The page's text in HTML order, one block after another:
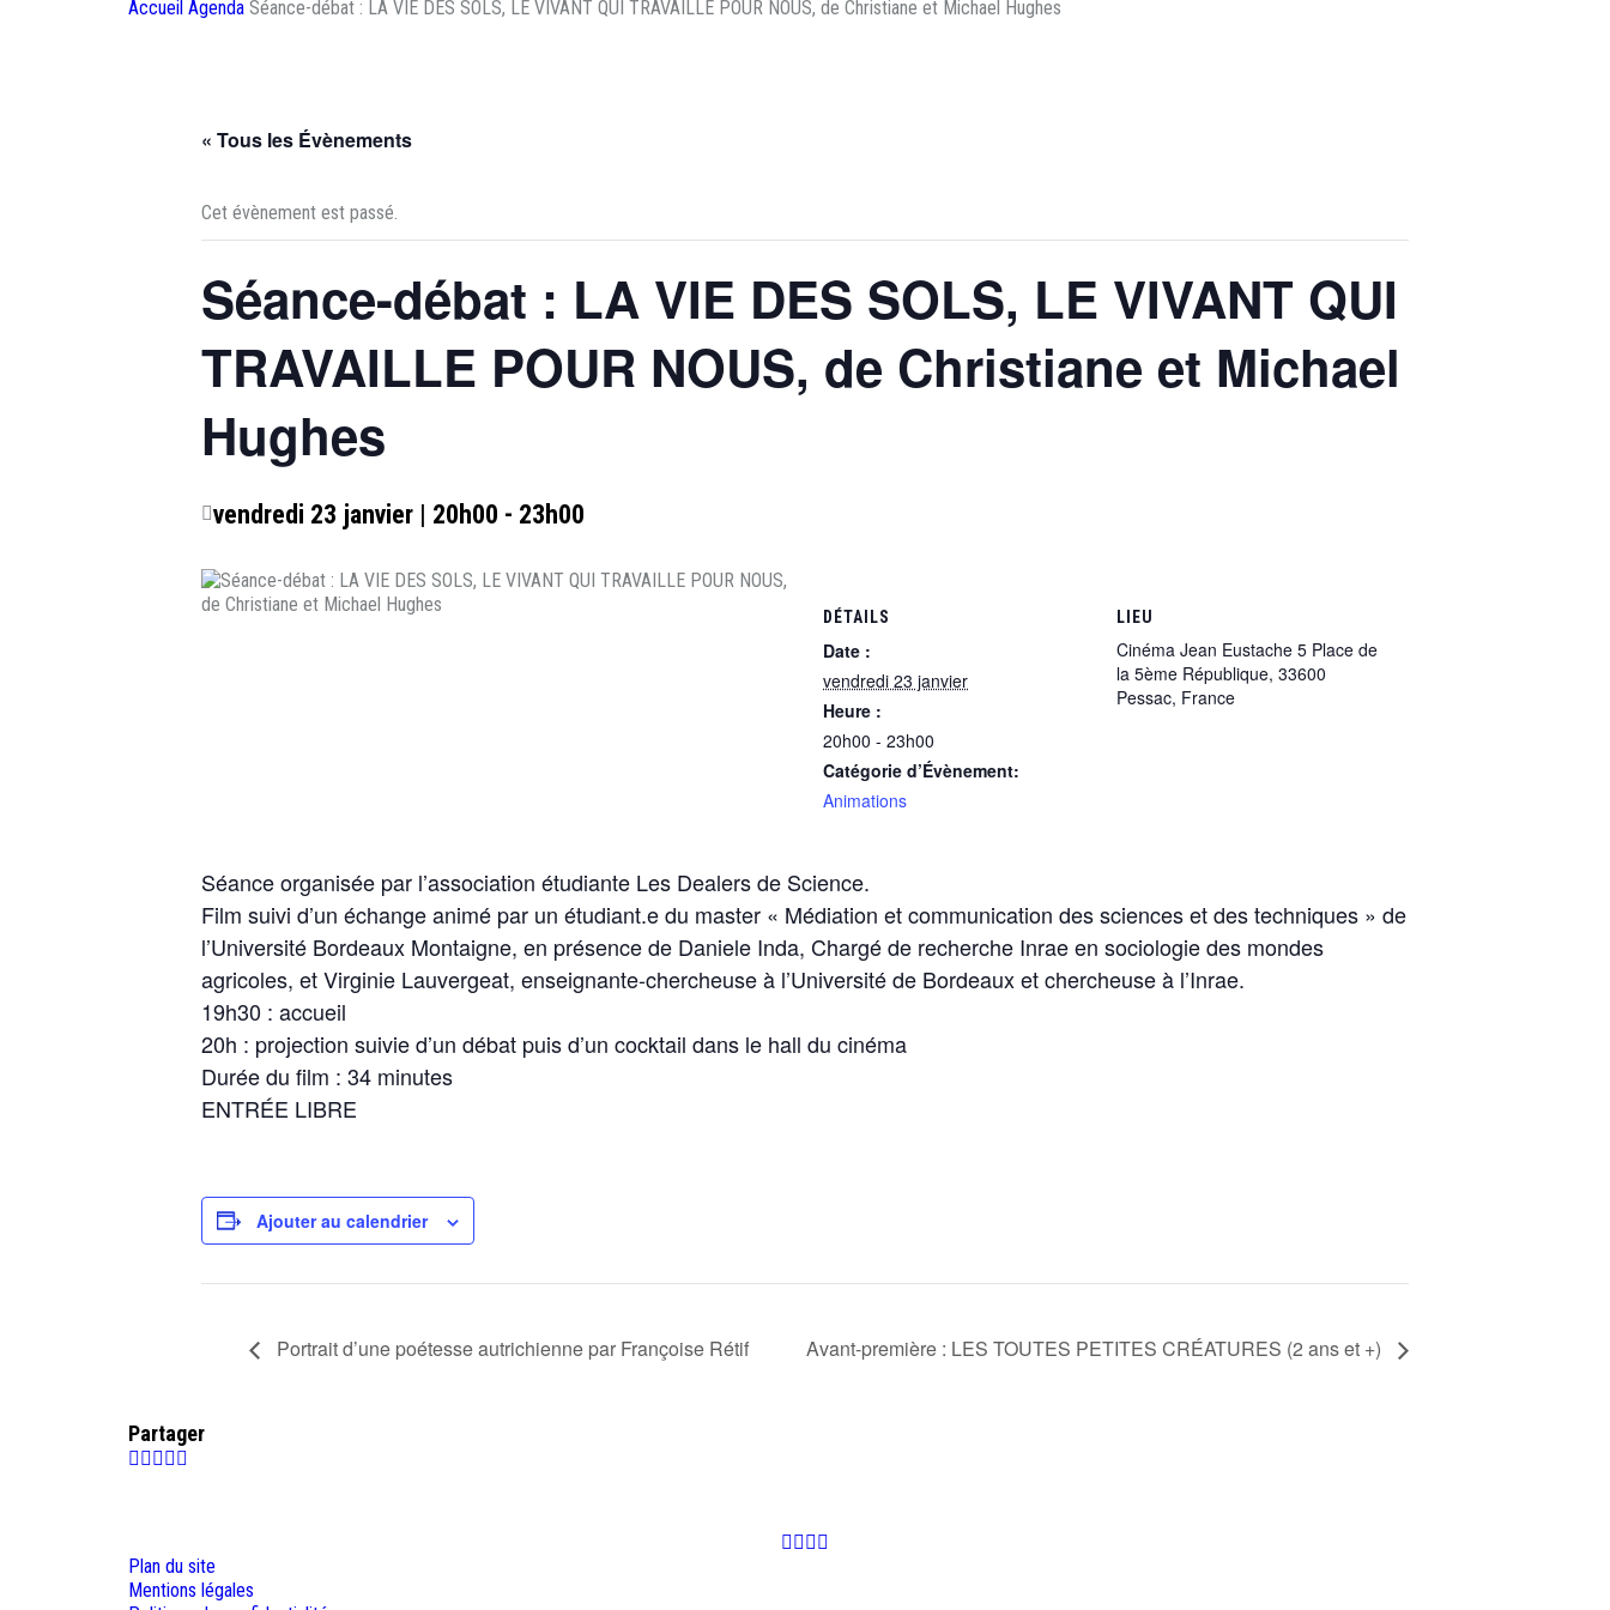
Accueil Agenda Séance-débat : LA VIE DES SOLS, LE VIVANT QUI TRAVAILLE POUR NOUS, de Christiane et Michael Hughes
« Tous les Évènements
Cet évènement est passé.
Séance-débat : LA VIE DES SOLS, LE VIVANT QUI
TRAVAILLE POUR NOUS, de Christiane et Michael
Hughes
vendredi 23 janvier | 20h00 - 23h00
DÉTAILS
Date :
vendredi 23 janvier
Heure :
20h00 - 23h00
Catégorie d’Évènement:
Animations
LIEU
Cinéma Jean Eustache 5 Place de
la 5ème République, 33600
Pessac, France
Séance organisée par l’association étudiante Les Dealers de Science.
Film suivi d’un échange animé par un étudiant.e du master « Médiation et communication des sciences et des techniques » de
l’Université Bordeaux Montaigne, en présence de Daniele Inda, Chargé de recherche Inrae en sociologie des mondes
agricoles, et Virginie Lauvergeat, enseignante-chercheuse à l’Université de Bordeaux et chercheuse à l’Inrae.
19h30 : accueil
20h : projection suivie d’un débat puis d’un cocktail dans le hall du cinéma
Durée du film : 34 minutes
ENTRÉE LIBRE
Ajouter au calendrier
Portrait d’une poétesse autrichienne par Françoise Rétif Avant-première : LES TOUTES PETITES CRÉATURES (2 ans et +)
Partager
Facebook
Instagram
Youtube
Plan du site
Mentions légales